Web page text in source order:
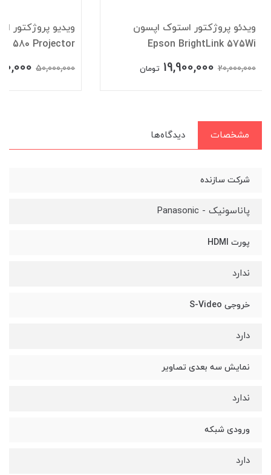
ویدئو پروژکتور استوک اپسون
Epson BrightLink 575Wi
20,000,000
19,900,000 تومان
ویدیو پروژکتور
580 Projector
50,000,000
مشخصات دیدگاه‌ها
شرکت سازنده
پاناسونیک - Panasonic
پورت HDMI
ندارد
خروجی S-Video
دارد
نمایش سه بعدی تصاویر
ندارد
ورودی شبکه
دارد